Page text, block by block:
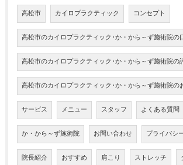
高松市 カイロプラクティック コンセプト
高松市のカイロプラクティック･か・から～ず施術院の
高松市のカイロプラクティック･か・から～ず施術院の
高松市のカイロプラクティック･か・から～ず施術院の
サービス メニュー スタッフ よくある質問
か・から～ず施術院 お問い合わせ プライバシ
院長紹介 おすすめ 肩こり ストレッチ